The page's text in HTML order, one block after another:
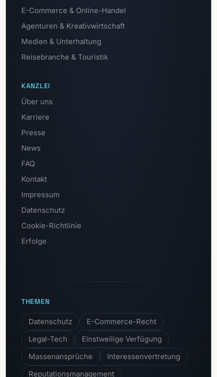
E-Commerce & Online-Handel
Agenturen & Kreativwirtschaft
Medien & Unterhaltung
Reisebranche & Touristik
KANZLEI
Über uns
Karriere
Presse
News
FAQ
Kontakt
Impressum
Datenschutz
Cookie-Richtlinie
Erfolge
THEMEN
Datenschutz
E-Commerce-Recht
Legal-Tech
Einstweilige Verfügung
Massenansprüche
Interessenvertretung
Reputationsmanagement